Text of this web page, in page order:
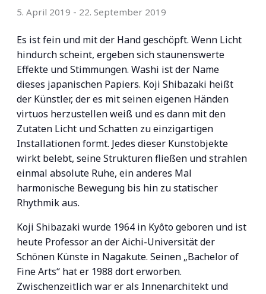
5. April 2019 - 22. September 2019
Es ist fein und mit der Hand geschöpft. Wenn Licht
hindurch scheint, ergeben sich staunenswerte
Effekte und Stimmungen. Washi ist der Name
dieses japanischen Papiers. Koji Shibazaki heißt
der Künstler, der es mit seinen eigenen Händen
virtuos herzustellen weiß und es dann mit den
Zutaten Licht und Schatten zu einzigartigen
Installationen formt. Jedes dieser Kunstobjekte
wirkt belebt, seine Strukturen fließen und strahlen
einmal absolute Ruhe, ein anderes Mal
harmonische Bewegung bis hin zu statischer
Rhythmik aus.
Koji Shibazaki wurde 1964 in Kyôto geboren und ist
heute Professor an der Aichi-Universität der
Schönen Künste in Nagakute. Seinen „Bachelor of
Fine Arts“ hat er 1988 dort erworben.
Zwischenzeitlich war er als Innenarchitekt und